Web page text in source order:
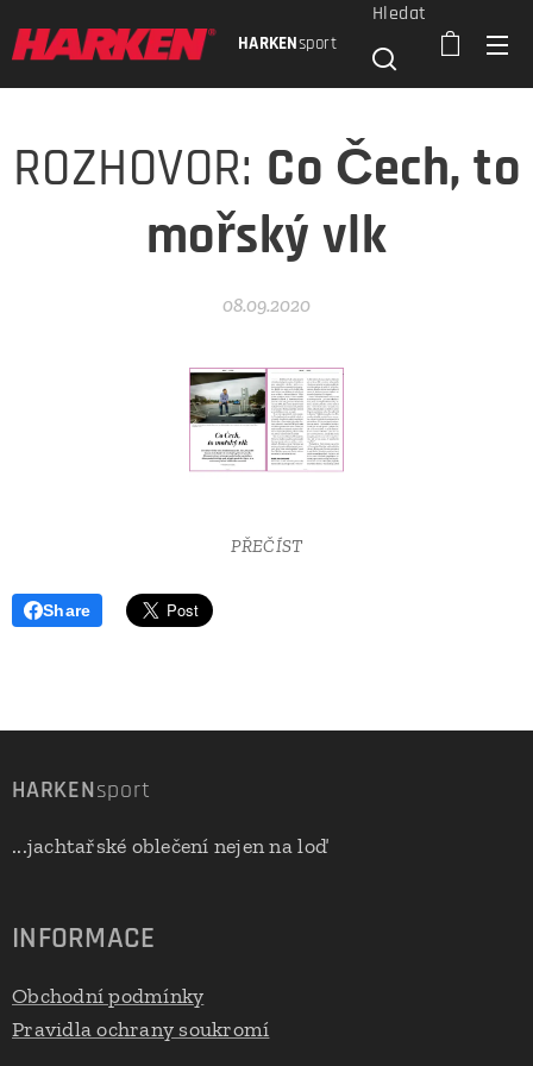
HARKENsport
Hledat
ROZHOVOR: Co Čech, to
mořský vlk
08.09.2020
PŘEČÍST
Share
HARKENsport
...jachtařské oblečení nejen na loď
INFORMACE
Obchodní podmínky
Pravidla ochrany soukromí